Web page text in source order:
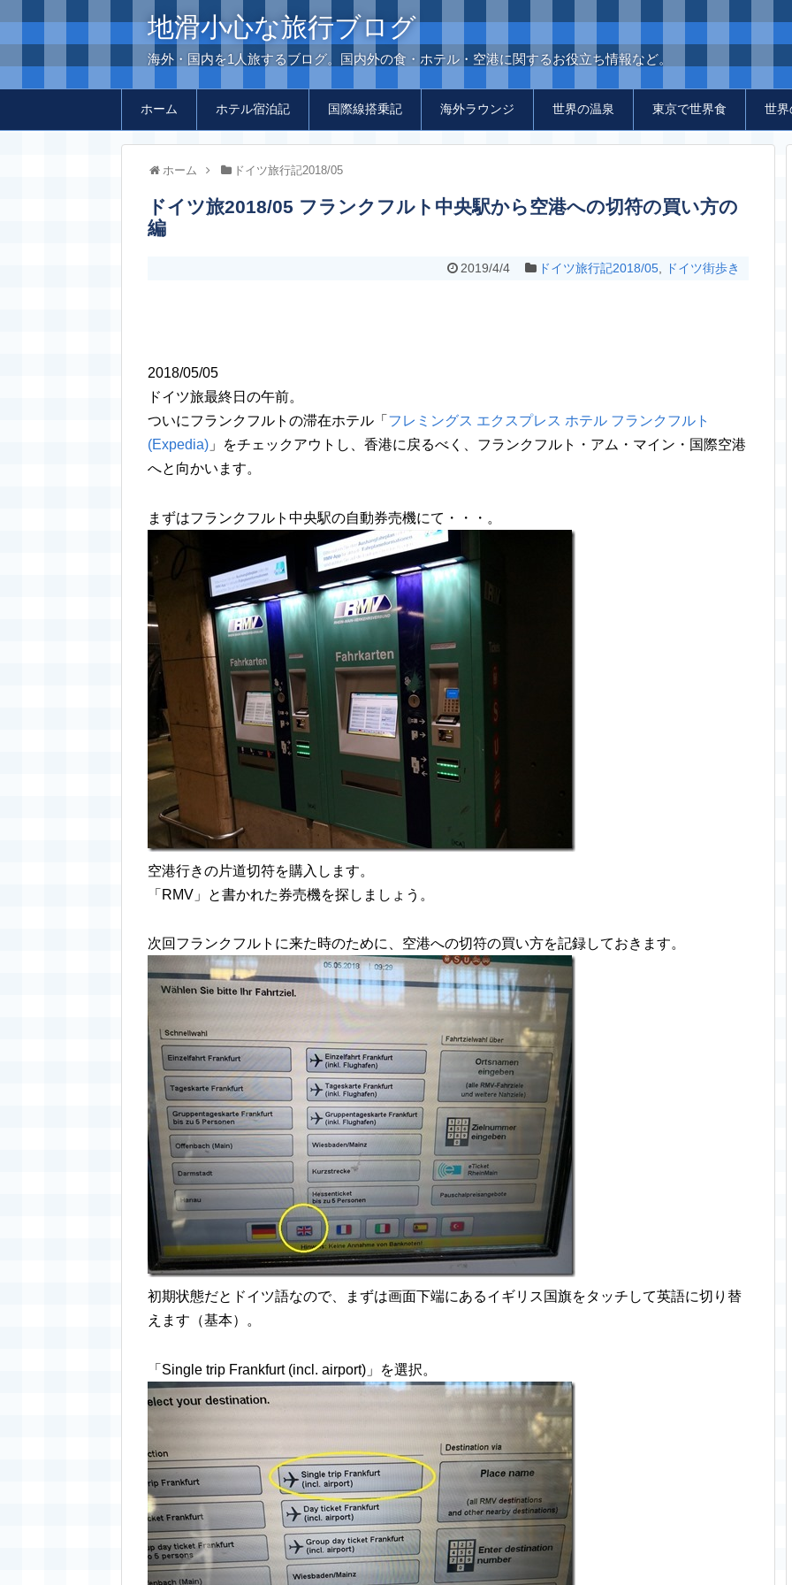
地滑小心な旅行ブログ
海外・国内を1人旅するブログ。国内外の食・ホテル・空港に関するお役立ち情報など。
ホーム ホテル宿泊記 国際線搭乗記 海外ラウンジ 世界の温泉 東京で世界食 世界
ホーム ドイツ旅行記2018/05
ドイツ旅2018/05 フランクフルト中央駅から空港への切符の買い方の
編
2019/4/4 ドイツ旅行記2018/05 ドイツ街歩き
2018/05/05
ドイツ旅最終日の午前。
ついにフランクフルトの滞在ホテル「 フレミングス エクスプレス ホテル フランクフルト
(Expedia) 」をチェックアウトし、香港に戻るべく、フランクフルト・アム・マイン・国際空港
へと向かいます。
まずはフランクフルト中央駅の自動券売機にて・・・。
空港行きの片道切符を購入します。
「RMV」と書かれた券売機を探しましょう。
次回フランクフルトに来た時のために、空港への切符の買い方を記録しておきます。
初期状態だとドイツ語なので、まずは画面下端にあるイギリス国旗をタッチして英語に切り替
えます（基本）。
「Single trip Frankfurt (incl. airport)」を選択。